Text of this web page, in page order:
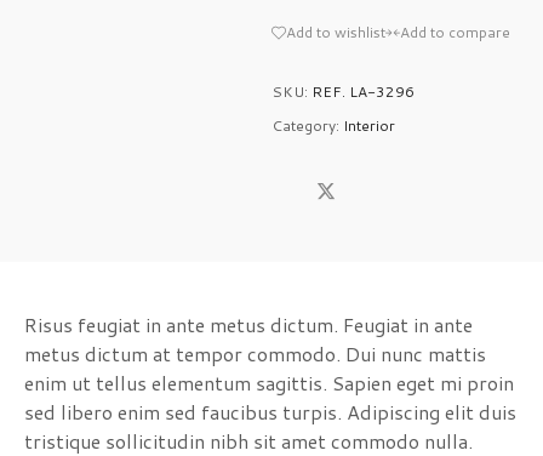
Add to wishlist Add to compare
SKU: REF. LA-3296
Category: Interior
Risus feugiat in ante metus dictum. Feugiat in ante
metus dictum at tempor commodo. Dui nunc mattis
enim ut tellus elementum sagittis. Sapien eget mi proin
sed libero enim sed faucibus turpis. Adipiscing elit duis
tristique sollicitudin nibh sit amet commodo nulla.